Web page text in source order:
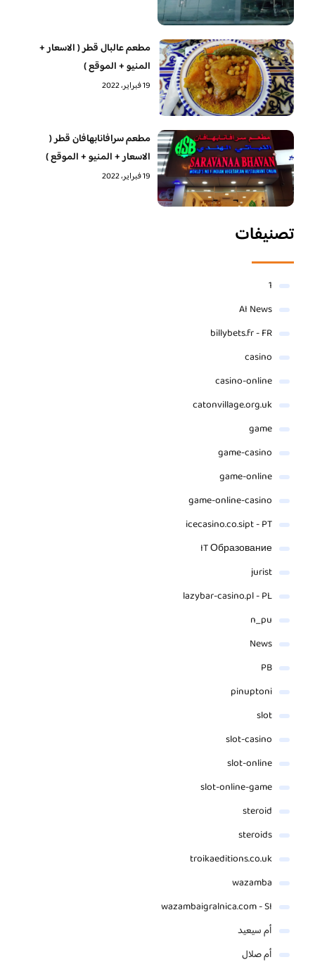
مطعم عالبال قطر ( الاسعار +
المنيو + الموقع )
19 فبراير، 2022
مطعم سرافانابهافان قطر (
الاسعار + المنيو + الموقع )
19 فبراير، 2022
تصنيفات
1
AI News
billybets.fr - FR
casino
casino-online
catonvillage.org.uk
game
game-casino
game-online
game-online-casino
icecasino.co.sipt - PT
IT Образование
jurist
lazybar-casino.pl - PL
n_pu
News
PB
pinuptoni
slot
slot-casino
slot-online
slot-online-game
steroid
steroids
troikaeditions.co.uk
wazamba
wazambaigralnica.com - SI
أم سيعيد
أم صلال